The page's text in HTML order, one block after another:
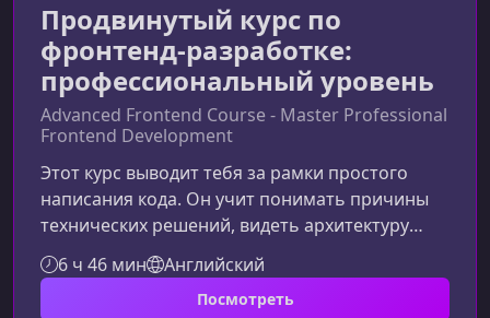
Продвинутый курс по
фронтенд-разработке:
профессиональный уровень
Advanced Frontend Course - Master Professional
Frontend Development
Этот курс выводит тебя за рамки простого
написания кода. Он учит понимать причины
технических решений, видеть архитектуру
целиком и мыслить как инженер уровня senior.
Зачем фронтенд-разработчику продвинутый
уровеньМногие разработчики уверенно
6 ч 46 мин Английский
Посмотреть